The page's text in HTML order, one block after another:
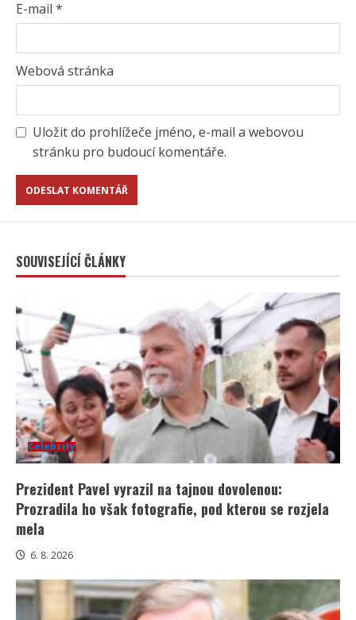
E-mail *
Webová stránka
Uložit do prohlížeče jméno, e-mail a webovou
stránku pro budoucí komentáře.
SOUVISEJÍCÍ ČLÁNKY
Celebrity
Prezident Pavel vyrazil na tajnou dovolenou:
Prozradila ho však fotografie, pod kterou se rozjela
mela
6. 8. 2026